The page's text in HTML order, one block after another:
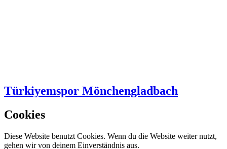
Türkiyemspor Mönchengladbach
Cookies
Diese Website benutzt Cookies. Wenn du die Website weiter nutzt,
gehen wir von deinem Einverständnis aus.